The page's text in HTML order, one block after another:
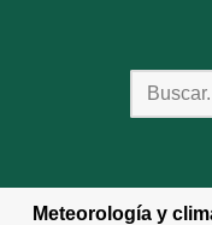
Meteorología y